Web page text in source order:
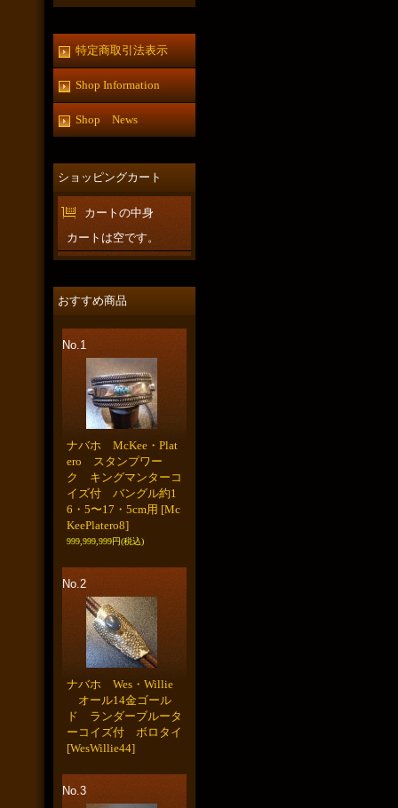
特定商取引法表示
Shop Information
Shop News
ショッピングカート
カートの中身
カートは空です。
おすすめ商品
No.1
ナバホ McKee・Plat
ero スタンプワー
ク キングマンターコ
イズ付 バングル約1
6・5〜17・5cm用 [Mc
KeePlatero8]
999,999,999円(税込)
No.2
ナバホ Wes・Willie
オール14金ゴール
ド ランダーブルータ
ーコイズ付 ボロタイ
[WesWillie44]
No.3